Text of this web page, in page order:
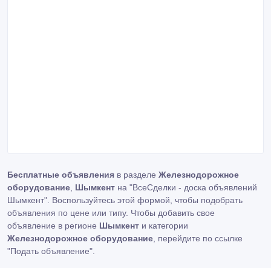
Бесплатные объявления в разделе Железнодорожное
оборудование Шымкент на "ВсеСделки - доска объявлений
Шымкент". Воспользуйтесь этой формой, чтобы подобрать
объявления по цене или типу. Чтобы добавить свое
объявление в регионе Шымкент и категории
Железнодорожное оборудование , перейдите по ссылке
"Подать объявление"